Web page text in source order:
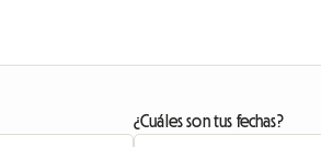
¿Cuáles son tus fechas?